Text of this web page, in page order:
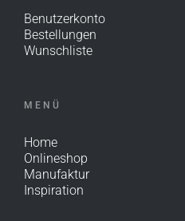
Benutzerkonto
Bestellungen
Wunschliste
MENÜ
Home
Onlineshop
Manufaktur
Inspiration